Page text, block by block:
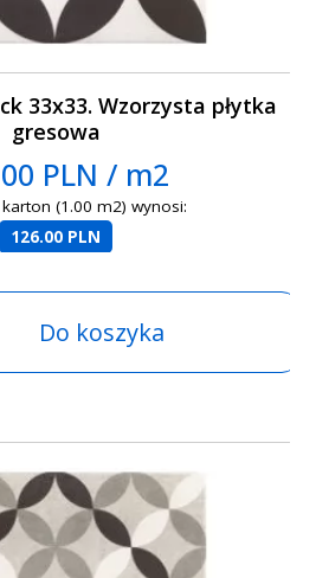
33x33. Wzorzysta płytka
gresowa
PLN / m2
(1.00 m2) wynosi:
126.00 PLN
Do koszyka